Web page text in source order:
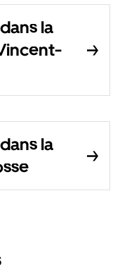
la
la